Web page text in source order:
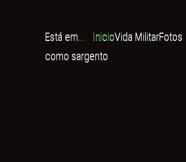
Está em... InicioVida MilitarFotos
como sargento